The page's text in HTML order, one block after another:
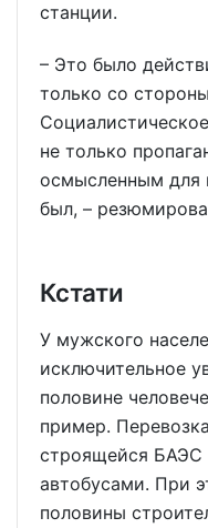
станции.
– Это было
только со
не только
осмысленным для
был, –
Кстати
У мужского
исключительное
половине
пример.
строящейся БАЭС
автобусами. При
половины